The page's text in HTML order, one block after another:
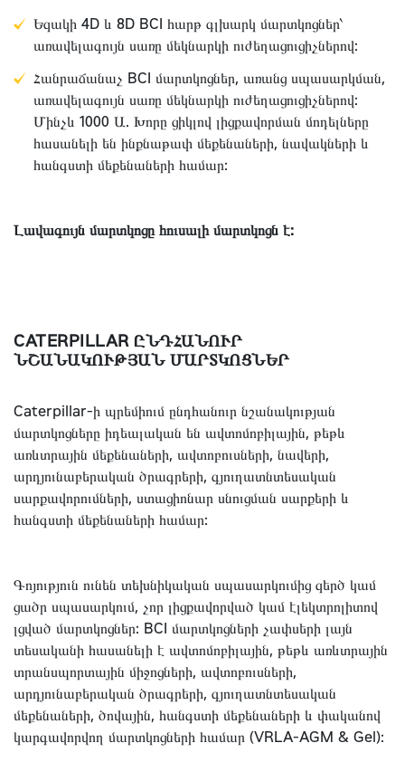
Եզակի 4D և 8D BCI հարթ գլխարկ մարտկոցներ՝
առավելագույն սառը մեկնարկի ուժեղացուցիչներով:
Հանրաճանաչ BCI մարտկոցներ, առանց սպասարկման,
առավելագույն սառը մեկնարկի ուժեղացուցիչներով:
Մինչև 1000 Ա. Խորը ցիկլով լիցքավորման մոդելները
հասանելի են ինքնաթափ մեքենաների, նավակների և
հանգստի մեքենաների համար:
Լավագույն մարտկոցը հուսալի մարտկոցն է:
CATERPILLAR ԸՆԴՀԱՆՈՒՐ
ՆՇԱՆԱԿՈՒԹՅԱՆ ՄԱՐՏԿՈՑՆԵՐ
Caterpillar-ի պրեմիում ընդհանուր նշանակության
մարտկոցները իդեալական են ավտոմոբիլային, թեթև
առևտրային մեքենաների, ավտոբուսների, նավերի,
արդյունաբերական ծրագրերի, գյուղատնտեսական
սարքավորումների, ստացիոնար սնուցման սարքերի և
հանգստի մեքենաների համար:
Գոյություն ունեն տեխնիկական սպասարկումից զերծ կամ
ցածր սպասարկում, չոր լիցքավորված կամ էլեկտրոլիտով
լցված մարտկոցներ: BCI մարտկոցների չափսերի լայն
տեսականի հասանելի է ավտոմոբիլային, թեթև առևտրային
տրանսպորտային միջոցների, ավտոբուսների,
արդյունաբերական ծրագրերի, գյուղատնտեսական
մեքենաների, ծովային, հանգստի մեքենաների և փականով
կարգավորվող մարտկոցների համար (VRLA-AGM & Gel):